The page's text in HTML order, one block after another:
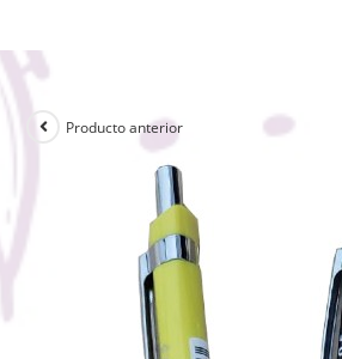
Producto anterior